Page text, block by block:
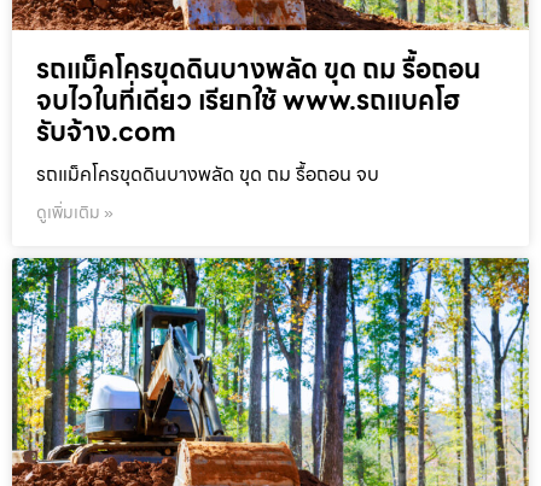
รถแม็คโครขุดดินบางพลัด ขุด ถม รื้อถอน
จบไวในที่เดียว เรียกใช้ www.รถแบคโฮ
รับจ้าง.com
รถแม็คโครขุดดินบางพลัด ขุด ถม รื้อถอน จบ
ดูเพิ่มเติม »